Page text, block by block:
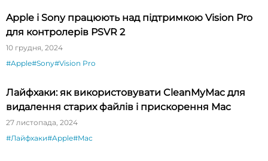
Apple і Sony працюють над підтримкою Vision Pro
для контролерів PSVR 2
10 грудня, 2024
#Apple#Sony#Vision Pro
Лайфхаки: як використовувати CleanMyMac для
видалення старих файлів і прискорення Mac
27 листопада, 2024
#Лайфхаки#Apple#Mac